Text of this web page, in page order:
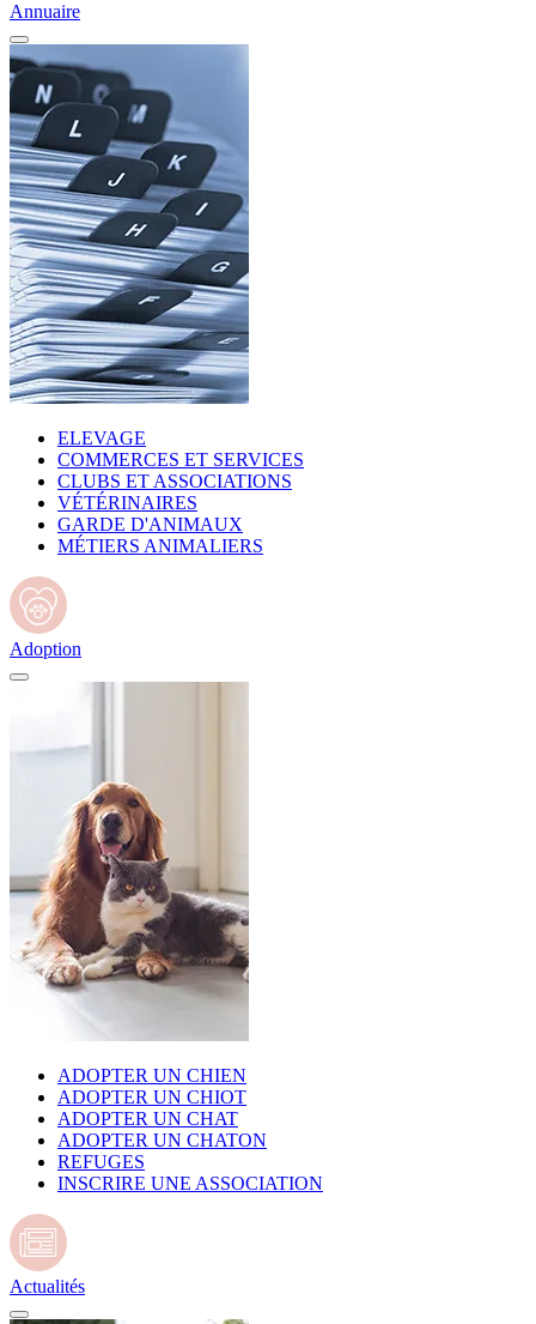
Annuaire
ELEVAGE
COMMERCES ET SERVICES
CLUBS ET ASSOCIATIONS
VÉTÉRINAIRES
GARDE D'ANIMAUX
MÉTIERS ANIMALIERS
Adoption
ADOPTER UN CHIEN
ADOPTER UN CHIOT
ADOPTER UN CHAT
ADOPTER UN CHATON
REFUGES
INSCRIRE UNE ASSOCIATION
Actualités